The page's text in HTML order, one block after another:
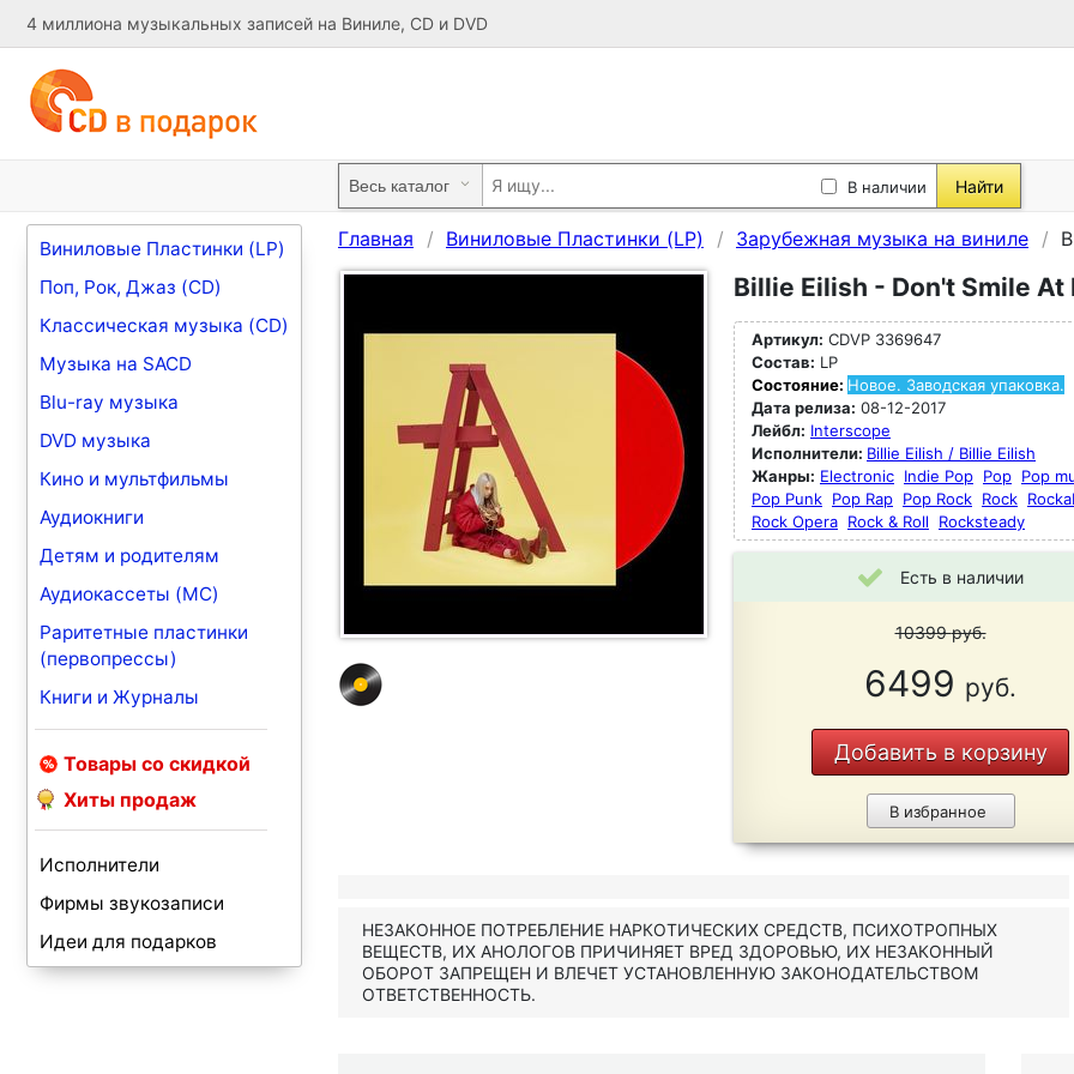
4 миллиона музыкальных записей на Виниле, CD и DVD
В наличии Найти
Виниловые Пластинки (LP)
Поп, Рок, Джаз (CD)
Классическая музыка (CD)
Музыка на SACD
Blu-ray музыка
DVD музыка
Кино и мультфильмы
Аудиокниги
Детям и родителям
Аудиокассеты (MC)
Раритетные пластинки
(первопрессы)
Книги и Журналы
Товары со скидкой
Хиты продаж
Исполнители
Фирмы звукозаписи
Идеи для подарков
Главная Виниловые Пластинки (LP) Зарубежная музыка на виниле
Billie Eilish - Don't Smile
Артикул: CDVP 3369647
Состав: LP
Состояние: Новое. Заводская упаковка.
Дата релиза: 08-12-2017
Лейбл: Interscope
Исполнители: Billie Eilish / Billie Eilish
Жанры: Electronic Indie Pop Pop Pop
Pop Punk Pop Rap Pop Rock Rock
Rock Opera Rock & Roll Rocksteady
Есть в наличии
10399руб.
6499 руб.
Добавить в корзину
В избранное
НЕЗАКОННОЕ ПОТРЕБЛЕНИЕ НАРКОТИЧЕСКИХ СРЕДСТВ, ПСИХОТРОПНЫХ
ВЕЩЕСТВ, ИХ АНОЛОГОВ ПРИЧИНЯЕТ ВРЕД ЗДОРОВЬЮ, ИХ НЕЗАКОННЫЙ
ОБОРОТ ЗАПРЕЩЕН И ВЛЕЧЕТ УСТАНОВЛЕННУЮ ЗАКОНОДАТЕЛЬСТВОМ
ОТВЕТСТВЕННОСТЬ.